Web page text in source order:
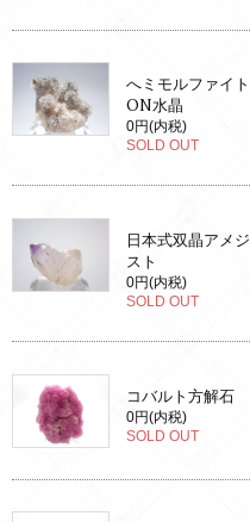
へミモルファイト
ON水晶
0円(内税)
SOLD OUT
日本式双晶アメジ
スト
0円(内税)
SOLD OUT
コバルト方解石
0円(内税)
SOLD OUT